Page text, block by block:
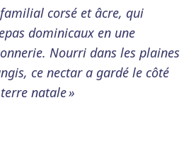
corsé et âcre, qui
dominicaux en une
Nourri dans les plaines
ce nectar a gardé le côté
natale »